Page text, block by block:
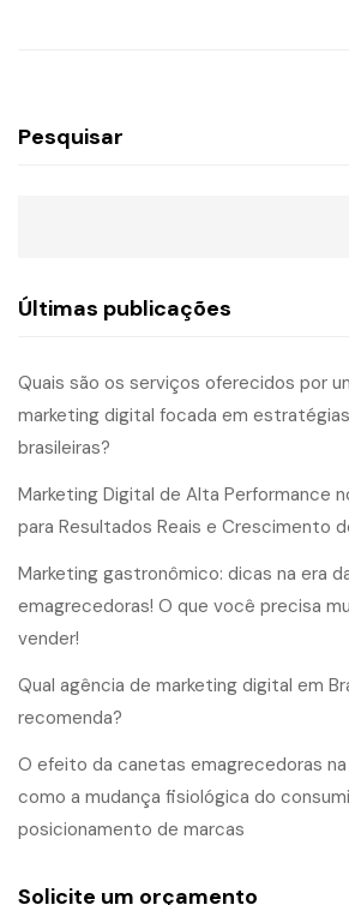
Pesquisar
Últimas publicações
Quais são os serviços oferecidos por
marketing digital focada em
brasileiras?
Marketing Digital de Alta Performance
para Resultados Reais e Crescimento
Marketing gastronômico: dicas na era
emagrecedoras! O que você precisa
vender!
Qual agência de marketing digital em
recomenda?
O efeito da canetas emagrecedoras na
como a mudança fisiológica do
posicionamento de marcas
Solicite um orçamento